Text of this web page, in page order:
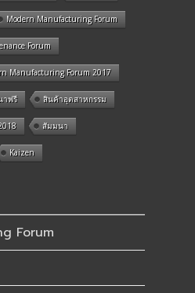
Modern Manufacturing Forum
Forum
Manufacturing Forum 2017
าฟรี สินค้าอุตสาหกรรม
สัมมนา
Kaizen
Forum